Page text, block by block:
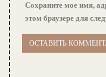
Сохраните мое имя,
этом браузере для